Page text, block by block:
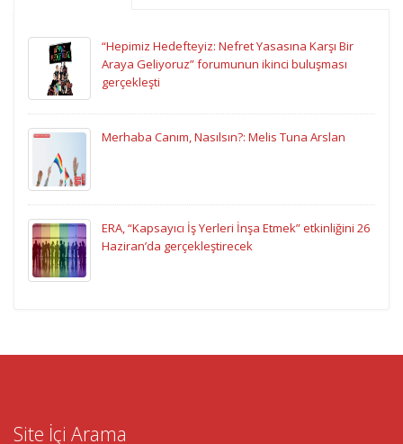
“Hepimiz Hedefteyiz: Nefret Yasasına Karşı Bir
Araya Geliyoruz” forumunun ikinci buluşması
gerçekleşti
Merhaba Canım, Nasılsın?: Melis Tuna Arslan
ERA, “Kapsayıcı İş Yerleri İnşa Etmek” etkinliğini 26
Haziran’da gerçekleştirecek
Site İçi Arama